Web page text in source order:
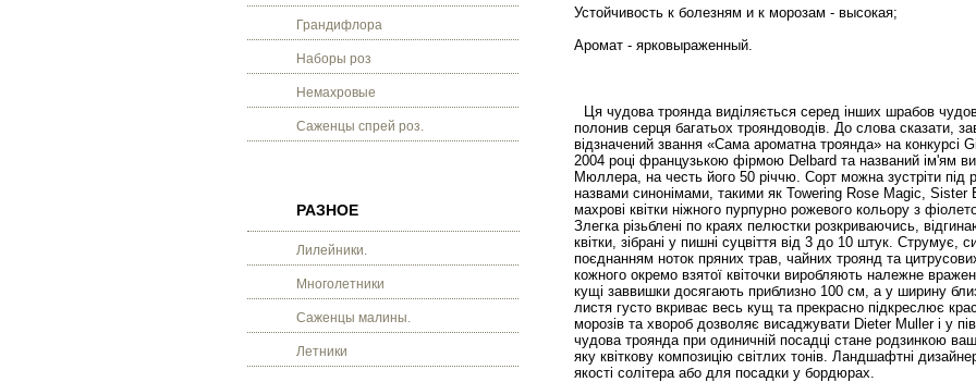
Грандифлора
Наборы роз
Немахровые
Саженцы спрей роз.
РАЗНОЕ
Лилейники.
Многолетники
Саженцы малины.
Летники
Устойчивость к болезням и к морозам - высокая;
Аромат - ярковыраженный.
Ця чудова троянда виділяється серед інших шрабов
полонив серця багатьох трояндоводів. До слова сказати,
відзначений звання «Сама ароматна троянда» на конкурсі
2004 році французькою фірмою Delbard та названий ім'ям
Мюллера, на честь його 50 річчю. Сорт можна зустріти під
назвами синонімами, такими як Towering Rose Magic, Sister
махрові квітки ніжного пурпурно рожевого кольору з
Злегка різьблені по краях пелюстки розкриваючись,
квітки, зібрані у пишні суцвіття від 3 до 10 штук. Струмує,
поєднанням ноток пряних трав, чайних троянд та
кожного окремо взятої квіточки виробляють належне
кущі заввишки досягають приблизно 100 см, а у ширину
листя густо вкриває весь кущ та прекрасно підкреслює
морозів та хвороб дозволяє висаджувати Dieter Muller і у
чудова троянда при одиничній посадці стане родзинкою
яку квіткову композицію світлих тонів. Ландшафтні
якості солітера або для посадки у бордюрах.